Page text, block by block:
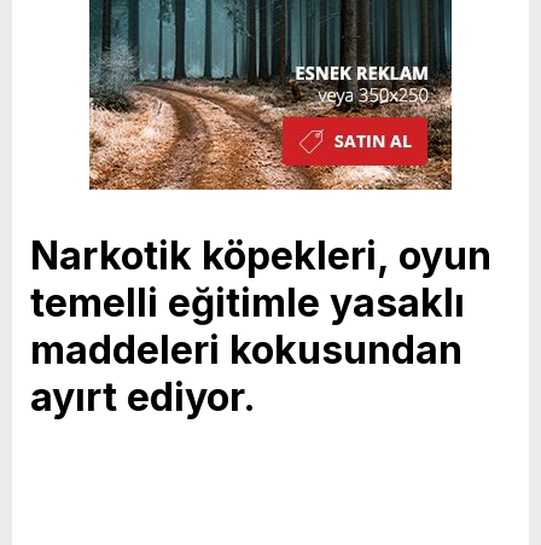
Narkotik köpekleri, oyun
temelli eğitimle yasaklı
maddeleri kokusundan
ayırt ediyor.